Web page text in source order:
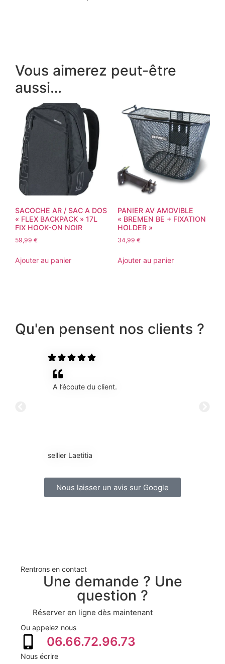
Vous aimerez peut-être
aussi…
SACOCHE AR / SAC A DOS
« FLEX BACKPACK » 17L
FIX HOOK-ON NOIR
59,99€
Ajouter au panier
PANIER AV AMOVIBLE
« BREMEN BE + FIXATION
HOLDER »
34,99 €
Ajouter au panier
Qu'en pensent nos clients ?
A l’écoute du client.
sellier Laetitia
Nous laisser un avis sur Google
Rentrons en contact
Une demande ? Une
question ?
Réserver en ligne dès maintenant
Ou appelez nous
06.66.72.96.73
Nous écrire